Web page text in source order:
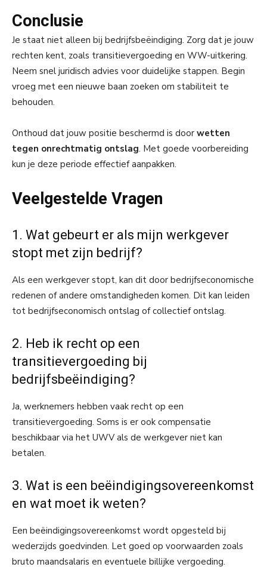
Conclusie
Je staat niet alleen bij bedrijfsbeëindiging. Zorg dat je jouw
rechten kent, zoals transitievergoeding en WW-uitkering.
Neem snel juridisch advies voor duidelijke stappen. Begin
vroeg met een nieuwe baan zoeken om stabiliteit te
behouden.
Onthoud dat jouw positie beschermd is door wetten
tegen onrechtmatig ontslag. Met goede voorbereiding
kun je deze periode effectief aanpakken.
Veelgestelde Vragen
1. Wat gebeurt er als mijn werkgever
stopt met zijn bedrijf?
Als een werkgever stopt, kan dit door bedrijfseconomische
redenen of andere omstandigheden komen. Dit kan leiden
tot bedrijfseconomisch ontslag of collectief ontslag.
2. Heb ik recht op een
transitievergoeding bij
bedrijfsbeëindiging?
Ja, werknemers hebben vaak recht op een
transitievergoeding. Soms is er ook compensatie
beschikbaar via het UWV als de werkgever niet kan
betalen.
3. Wat is een beëindigingsovereenkomst
en wat moet ik weten?
Een beëindigingsovereenkomst wordt opgesteld bij
wederzijds goedvinden. Let goed op voorwaarden zoals
bruto maandsalaris en eventuele billijke vergoeding.